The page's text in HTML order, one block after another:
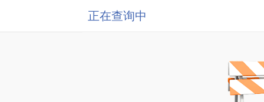
正在查询中